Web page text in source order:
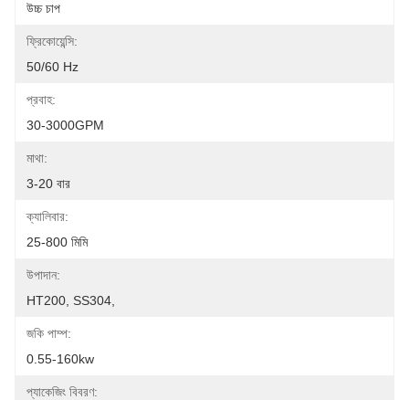
উচ্চ চাপ
ফ্রিকোয়েন্সি:
50/60 Hz
প্রবাহ:
30-3000GPM
মাথা:
3-20 বার
ক্যালিবার:
25-800 মিমি
উপাদান:
HT200, SS304,
জকি পাম্প:
0.55-160kw
প্যাকেজিং বিবরণ: